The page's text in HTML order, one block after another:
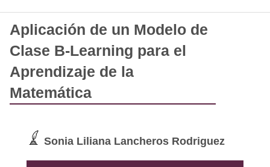
Aplicación de un Modelo de
Clase B-Learning para el
Aprendizaje de la
Matemática
Sonia Liliana Lancheros Rodriguez